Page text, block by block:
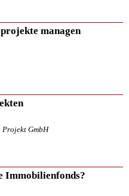
managen
GmbH
Immobilienfonds?